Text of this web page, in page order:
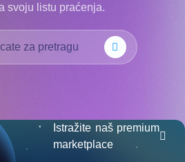
svoju listu praćenja.
Istražite naš premium
marketplace